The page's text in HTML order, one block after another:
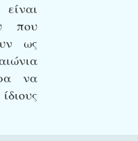
που
ως
να